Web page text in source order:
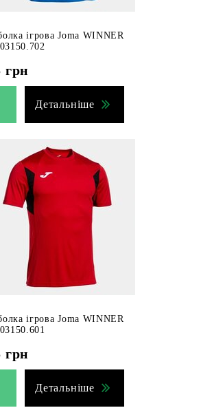
ігрова Joma WINNER
грн
Детальніше
ігрова Joma WINNER
грн
Детальніше